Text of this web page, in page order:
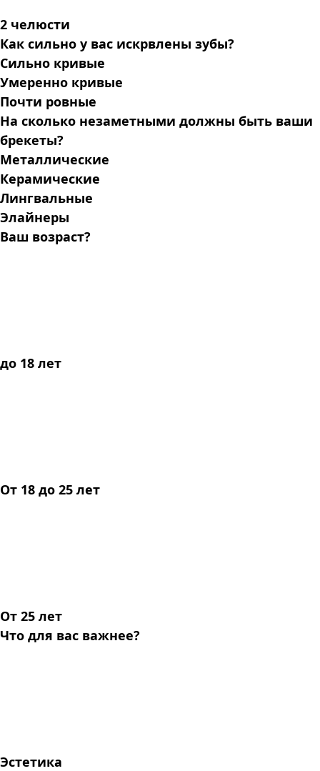
2 челюсти
Как сильно у вас искрвлены зубы?
Сильно кривые
Умеренно кривые
Почти ровные
На сколько незаметными должны быть ваши
брекеты?
Металлические
Керамические
Лингвальные
Элайнеры
Ваш возраст?
до 18 лет
От 18 до 25 лет
От 25 лет
Что для вас важнее?
Эстетика